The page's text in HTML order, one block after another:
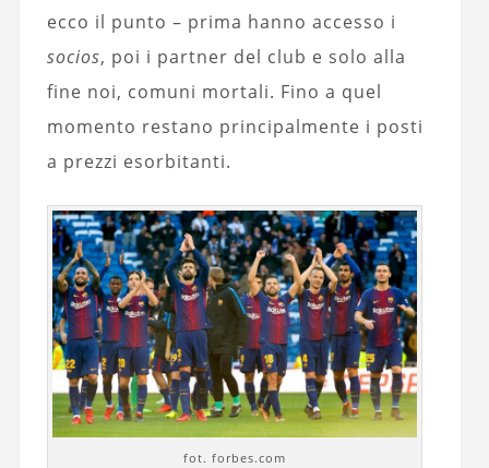
ecco il punto – prima hanno accesso i
socios, poi i partner del club e solo alla
fine noi, comuni mortali. Fino a quel
momento restano principalmente i posti
a prezzi esorbitanti.
fot. forbes.com